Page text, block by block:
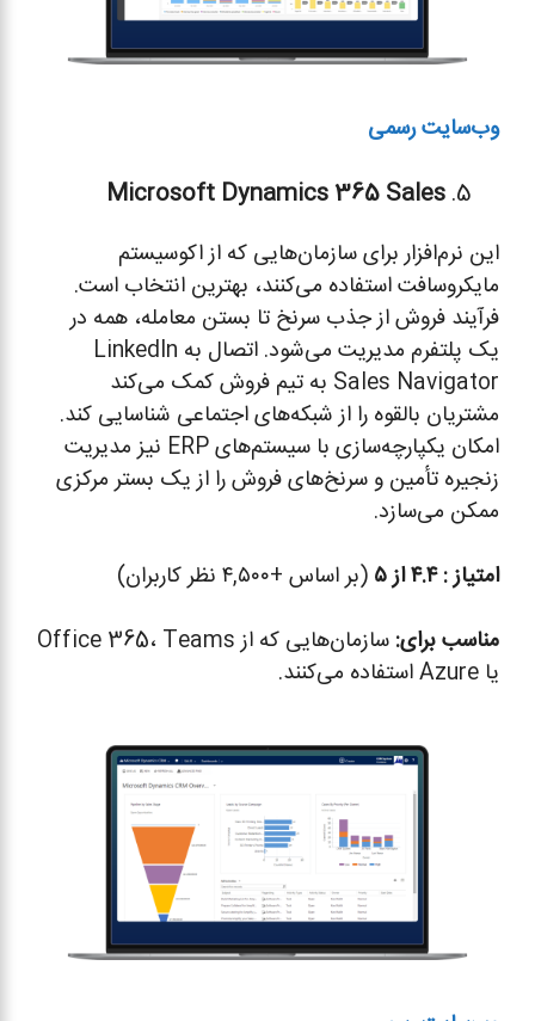
وب‌سایت رسمی
Microsoft Dynamics 365 Sales
این نرم‌افزار برای سازمان‌هایی که از اکوسیستم
مایکروسافت استفاده می‌کنند، بهترین انتخاب است.
فرآیند فروش از جذب سرنخ تا بستن معامله، همه در
یک پلتفرم مدیریت می‌شود. اتصال به LinkedIn
Sales Navigator به تیم فروش کمک می‌کند
مشتریان بالقوه را از شبکه‌های اجتماعی شناسایی کند.
امکان یکپارچه‌سازی با سیستم‌های ERP نیز مدیریت
زنجیره تأمین و سرنخ‌های فروش را از یک بستر مرکزی
ممکن می‌سازد.
امتیاز :۴.۴ از ۵
(بر اساس +۴,۵۰۰ نظر کاربران)
مناسب برای:
سازمان‌هایی که از Office 365، Teams
یا Azure استفاده می‌کنند.